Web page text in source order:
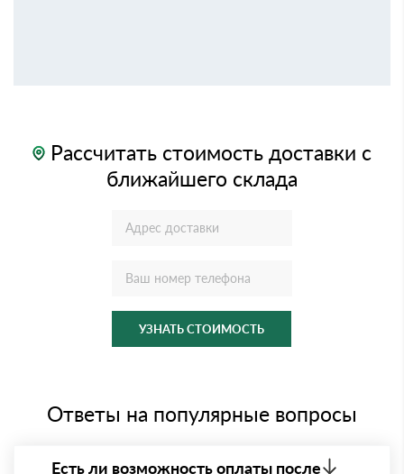
Рассчитать стоимость доставки с
ближайшего склада
УЗНАТЬ СТОИМОСТЬ
Ответы на популярные вопросы
Есть ли возможность оплаты после